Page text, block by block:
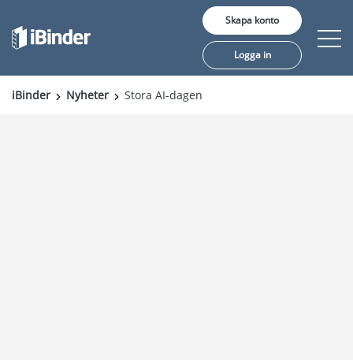
Skapa konto
Logga in
iBinder Nyheter Stora AI-dagen